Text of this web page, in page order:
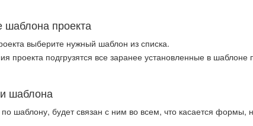
шаблона проекта
выберите нужный шаблон из списка.
проекта подгрузятся все заранее установленные в шаблоне
шаблона
шаблону, будет связан с ним во всем, что касается формы,